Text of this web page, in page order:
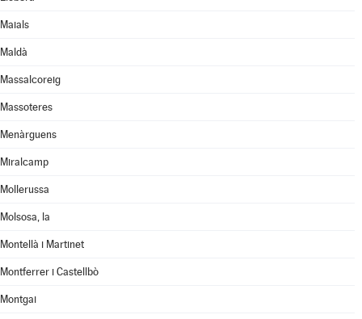
Maials
Maldà
Massalcoreig
Massoteres
Menàrguens
Miralcamp
Mollerussa
Molsosa, la
Montellà i Martinet
Montferrer i Castellbò
Montgai